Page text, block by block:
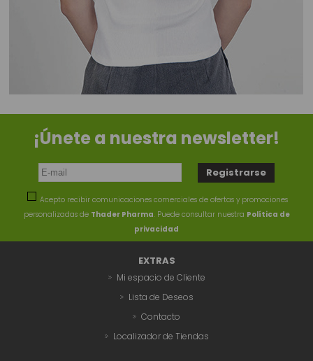
¡Únete a nuestra newsletter!
Acepto recibir comunicaciones comerciales de ofertas y promociones
personalizadas de Thader Pharma. Puede consultar nuestra Política de
privacidad
EXTRAS
Mi espacio de Cliente
Lista de Deseos
Contacto
Localizador de Tiendas